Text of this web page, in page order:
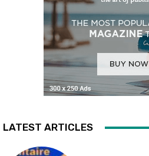
LATEST ARTICLES